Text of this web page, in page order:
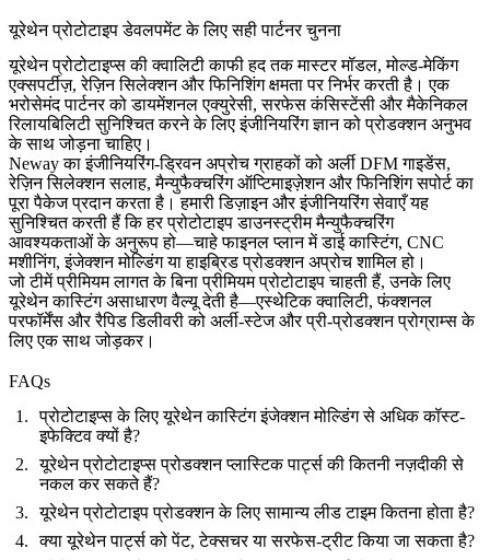
यूरेथेन प्रोटोटाइप डेवलपमेंट के लिए सही पार्टनर चुनना
यूरेथेन प्रोटोटाइप्स की क्वालिटी काफी हद तक मास्टर मॉडल, मोल्ड-मेकिंग
एक्सपर्टीज़, रेज़िन सिलेक्शन और फिनिशिंग क्षमता पर निर्भर करती है। एक
भरोसेमंद पार्टनर को डायमेंशनल एक्युरेसी, सरफेस कंसिस्टेंसी और मैकेनिकल
रिलायबिलिटी सुनिश्चित करने के लिए इंजीनियरिंग ज्ञान को प्रोडक्शन अनुभव
के साथ जोड़ना चाहिए।
Neway का इंजीनियरिंग-ड्रिवन अप्रोच ग्राहकों को अर्ली DFM गाइडेंस,
रेज़िन सिलेक्शन सलाह, मैन्युफैक्चरिंग ऑप्टिमाइज़ेशन और फिनिशिंग सपोर्ट का
पूरा पैकेज प्रदान करता है। हमारीडिज़ाइन और इंजीनियरिंग सेवाएँयह
सुनिश्चित करती हैं कि हर प्रोटोटाइप डाउनस्ट्रीम मैन्युफैक्चरिंग
आवश्यकताओं के अनुरूप हो—चाहे फाइनल प्लान में डाई कास्टिंग, CNC
मशीनिंग, इंजेक्शन मोल्डिंग या हाइब्रिड प्रोडक्शन अप्रोच शामिल हो।
जो टीमें प्रीमियम लागत के बिना प्रीमियम प्रोटोटाइप चाहती हैं, उनके लिए
यूरेथेन कास्टिंग असाधारण वैल्यू देती है—एस्थेटिक क्वालिटी, फंक्शनल
परफॉर्मेंस और रैपिड डिलीवरी को अर्ली-स्टेज और प्री-प्रोडक्शन प्रोग्राम्स के
लिए एक साथ जोड़कर।
FAQs
प्रोटोटाइप्स के लिए यूरेथेन कास्टिंग इंजेक्शन मोल्डिंग से अधिक कॉस्ट-
इफेक्टिव क्यों है?
यूरेथेन प्रोटोटाइप्स प्रोडक्शन प्लास्टिक पार्ट्स की कितनी नज़दीकी से
नकल कर सकते हैं?
यूरेथेन प्रोटोटाइप प्रोडक्शन के लिए सामान्य लीड टाइम कितना होता है?
क्या यूरेथेन पार्ट्स को पेंट, टेक्सचर या सरफेस-ट्रीट किया जा सकता है?